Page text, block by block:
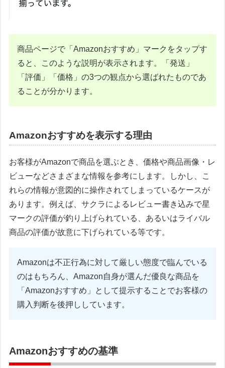
商品ページで「Amazonおすすめ」マークをタップす
ると、このような説明が表示されます。「発送」
「評価」「価格」の3つの観点から選ばれたものであ
ることが分かります。
Amazonおすすめを表示する理由
お客様がAmazonで商品を選ぶとき、価格や商品画像・レ
ビューなどさまざまな情報を参考にします。しかし、こ
れらの情報が意図的に操作されてしまっているケースが
あります。例えば、サクラによるレビュー書き込みで星
マークの評価が釣り上げられている、あるいはライバル
商品の評価が故意に下げられている等です。
Amazonは不正行為に対して厳しい態度で臨んでいる
のはもちろん、Amazon自身が選んだ優良な商品を
「Amazonおすすめ」として提示することでお客様の
購入判断を後押ししています。
Amazonおすすめの基準